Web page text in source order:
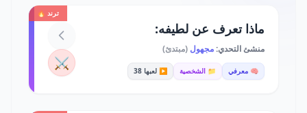
ترند 🔥
ماذا تعرف عن لطيفه:
منشئ التحدي:مجهول (مبتدئ)
🧠 معرفي 📁 الشخصية ▶️ لعبها 38 ⚔️